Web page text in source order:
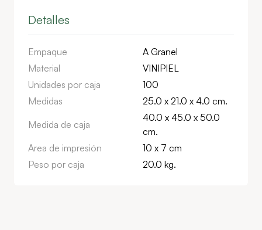
Detalles
Empaque
A Granel
Material
VINIPIEL
Unidades por caja
100
Medidas
25.0 x 21.0 x 4.0 cm.
Medida de caja
40.0 x 45.0 x 50.0
cm.
Area de impresión
10 x 7 cm
Peso por caja
20.0 kg.